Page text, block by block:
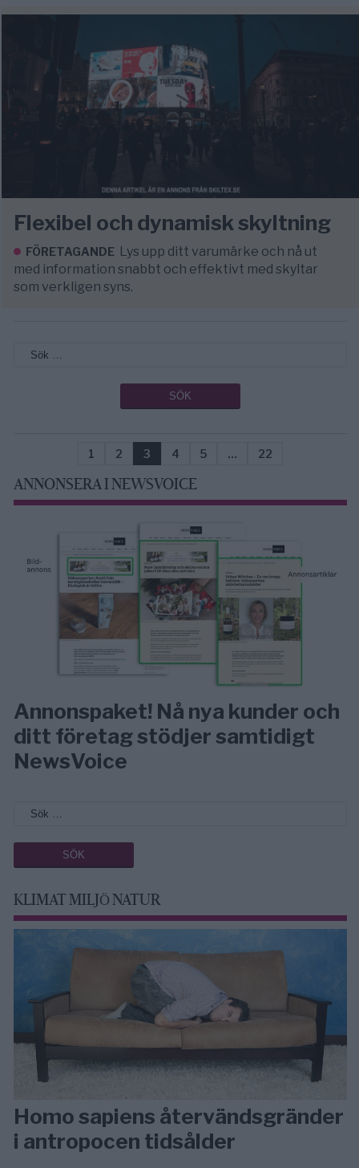
Flexibel och dynamisk skyltning
FÖRETAGANDE Lys upp ditt varumärke och nå ut
med information snabbt och effektivt med skyltar
som verkligen syns.
1 2 3 4 5 … 22
ANNONSERA I NEWSVOICE
Annonspaket! Nå nya kunder och
ditt företag stödjer samtidigt
NewsVoice
KLIMAT MILJÖ NATUR
Homo sapiens återvändsgränder
i antropocen tidsålder